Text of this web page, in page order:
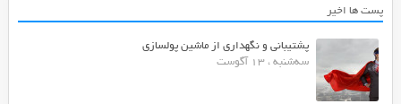
پست ها اخیر
پشتیبانی و نگهداری از ماشین پولسازی
سه‌شنبه ، 13 آگوست